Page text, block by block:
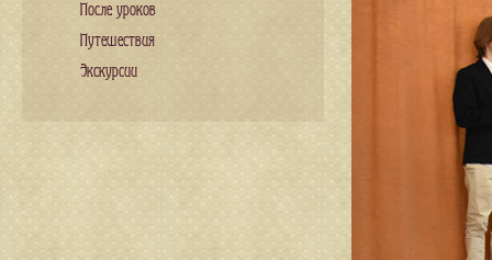
После уроков
Путешествия
Экскурсии